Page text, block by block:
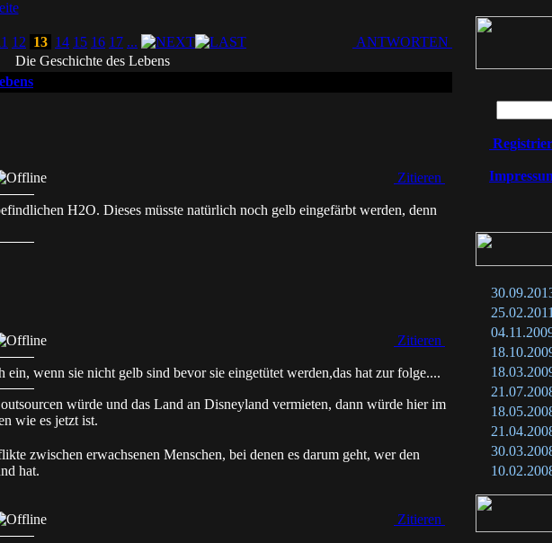
12 13 14 15 16 17 ...
ANTWORTEN
Die Geschichte des Lebens
Zitieren
H2O. Dieses müsste natürlich noch gelb eingefärbt werden, denn
Zitieren
ein, wenn sie nicht gelb sind bevor sie eingetütet werden,das hat zur folge....
würde und das Land an Disneyland vermieten, dann würde hier im
wie es jetzt ist.
zwischen erwachsenen Menschen, bei denen es darum geht, wer den
hat.
Zitieren